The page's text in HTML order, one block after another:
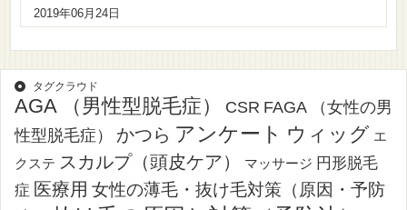
2019年06月24日
タグクラウド
AGA （男性型脱毛症） CSR FAGA （女性の男
性型脱毛症）
かつら アンケート ウィッグ エ
クステ スカルプ（頭皮ケア） マッサージ 円形脱毛
症 医療用 女性の薄毛・抜け毛対策（原因・予防